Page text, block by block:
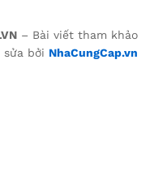
– Bài viết tham khảo
sửa bởi NhaCungCap.vn